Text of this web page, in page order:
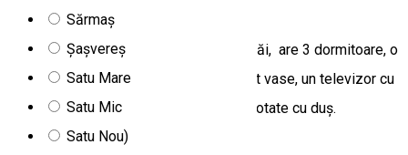
Sărmaș
Șașvereș
Satu Mare
Satu Mic
Satu Nou)
Unitatea de cazare se află la Harghita Băi, are 3 dormitoare, o
chicinetă cu frigider și mașină de spălat vase, un televizor cu
ecran plat, o zonă de relaxare și 3 băi dotate cu duș.
Harghita Băi, nr. 5